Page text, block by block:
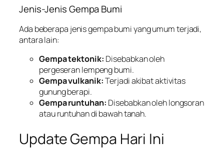
Jenis-Jenis Gempa Bumi
Ada beberapa jenis gempa bumi yang umum terjadi,
antara lain:
Gempa tektonik: Disebabkan oleh
pergeseran lempeng bumi.
Gempa vulkanik:Terjadi akibat aktivitas
gunung berapi.
Gempa runtuhan: Disebabkan oleh longsoran
atau runtuhan di bawah tanah.
Update Gempa Hari Ini